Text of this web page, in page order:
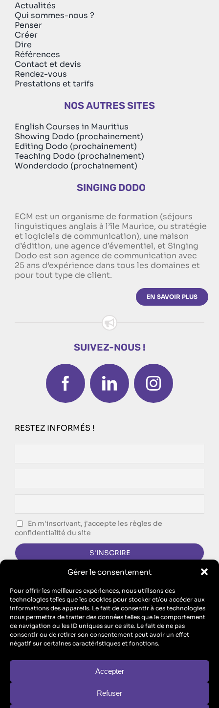
Gérer le consentement
Pour offrir les meilleures expériences, nous utilisons des
technologies telles que les cookies pour stocker et/ou accéder aux
informations des appareils. Le fait de consentir à ces technologies
nous permettra de traiter des données telles que le comportement
de navigation ou les ID uniques sur ce site. Le fait de ne pas
consentir ou de retirer son consentement peut avoir un effet
négatif sur certaines caractéristiques et fonctions.
Accepter
Refuser
Actualités
Qui sommes-nous ?
Penser
Créer
Dire
Références
Contact et devis
Rendez-vous
Prestations et tarifs
NOS AUTRES SITES
English Courses in Mauritius
Showing Dodo (prochainement)
Editing Dodo (prochainement)
Teaching Dodo (prochainement)
Wonderdodo (prochainement)
SINGING DODO
ECM est un organisme de formation (séjours
linguistiques anglais à l’île Maurice, ou stratégie
et logiciels de communication), une maison
d’édition, une agence d’évementiel, et Singing
Dodo est son agence de communication avec
25 ans d’expérience dans tous les domaines et
pour tout type de client.
EN SAVOIR PLUS
SUIVEZ-NOUS !
RESTEZ INFORMÉS !
En m'inscrivant, j'accepte les règles de
confidentialité du site
CONTACTEZ-NOUS !
FORMULAIRE DE CONTACT
Singing Dodo est l’agence de communication d’ECM, SAS au
capital de 10 100 euros – RCS Metz B 912 455 466 // SIRET
91245546600017 // TVA : FR26912455466
ECM est aussi un organisme de formation : n° de Prestataire de
enregistrement ne vaut pas agrément de l’Etat” (formule légale
obligatoire au titre de l’article L.6352-12 du code du travail